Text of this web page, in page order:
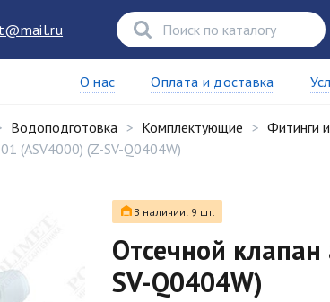
О нас Оплата и доставка
Водоподготовка Комплектующие
Фитинги
(ASV4000) (Z-SV-Q0404W)
В наличии: 9 шт.
Отсечной
SV-Q0404W)